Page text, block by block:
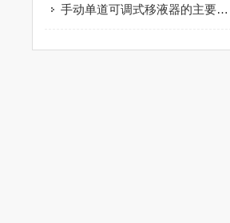
手动单道可调式移液器的主要组件及其功能